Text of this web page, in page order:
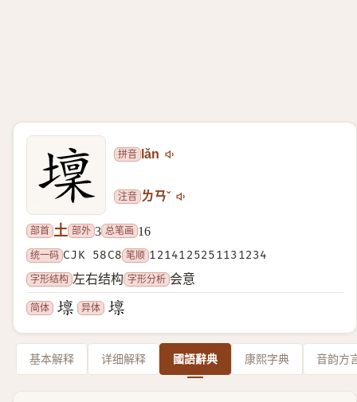
拼音 lǎn
注音 ㄌㄢˇ
部首 土 部外 3 总笔画 16
统一码 CJK 58C8 笔顺 1214125251131234
字形结构 左右结构 字形分析 会意
简体 异体
基本解释 详细解释 國語辭典 康熙字典 音韵方